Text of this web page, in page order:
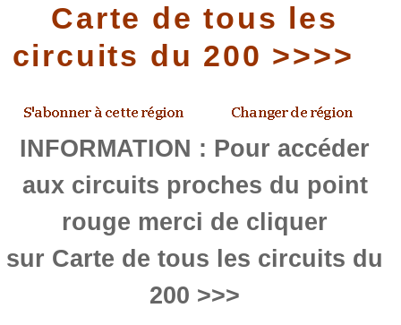
Carte de tous les
circuits du 200 >>>>
INFORMATION : Pour accéder
aux circuits proches du point
rouge merci de cliquer
sur Carte de tous les circuits du
200 >>>